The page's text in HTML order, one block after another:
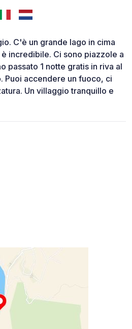
C'è un grande lago in cima
incredibile. Ci sono piazzole a
passato 1 notte gratis in riva al
Puoi accendere un fuoco, ci
Un villaggio tranquillo e